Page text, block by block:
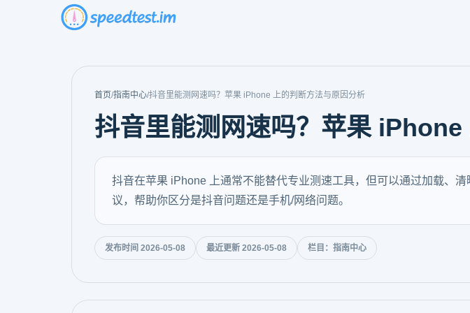
首页/指南中心/抖音里能测网速吗？苹果 iPhone 上的判断方法与原因分析
抖音里能测网速吗？苹果
抖音在苹果 iPhone 上通常不能替代专业测速工具，但可以通过加载、
议，帮助你区分是抖音问题还是手机/网络问题。
发布时间 2026-05-08 最近更新 2026-05-08 栏目：指南中心